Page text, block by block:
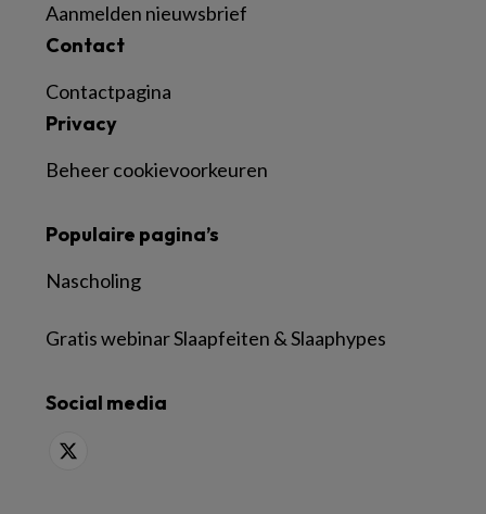
Aanmelden nieuwsbrief
Contact
Contactpagina
Privacy
Beheer cookievoorkeuren
Populaire pagina’s
Nascholing
Gratis webinar Slaapfeiten & Slaaphypes
Social media